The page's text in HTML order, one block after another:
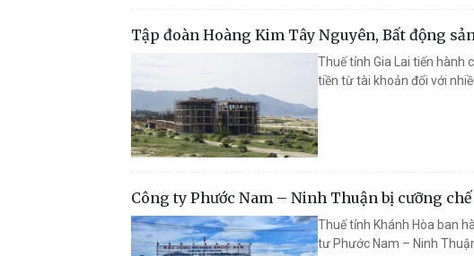
Tập đoàn Hoàng Kim Tây Nguyên, Bất động
Thuế tỉnh Gia Lai tiến hành
tiền từ tài khoản đối với
Công ty Phước Nam – Ninh Thuận bị cưỡng
Thuế tỉnh Khánh Hòa ban
tư Phước Nam – Ninh